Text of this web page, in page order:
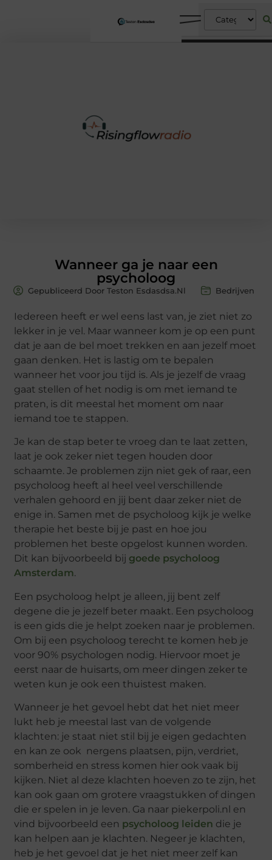
Wanneer ga je naar een
psycholoog
Gepubliceerd Door Teston Esdasdsa.nl Bedrijven
Iedereen heeft er wel eens last van, je ziet niet zo
lekker in je vel. Maar wanneer kom je op een punt
dat je aan de bel moet trekken en aan jezelf moet
gaan denken. Het is lastig om te bepalen
wanneer het voor jou tijd is. Als je jezelf de vraag
gaat stellen of het nodig is om met iemand te
praten, is dit meestal het moment om naar
iemand toe te stappen.
Je kan de stap beter te vroeg dan te laat zetten,
laat je ook zeker niet tegen houden door
schaamte. Je problemen zijn niet gek of raar, een
psycholoog heeft al heel veel verschillende
verhalen gehoord en jij bent daar zeker niet de
enige in. Samen met de psycholoog kijk je welke
therapie het beste bij je past en hoe jou
problemen het beste opgelost kunnen worden.
Dit kan bijvoorbeeld bij goede psycholoog
Amsterdam.
Een psycholoog helpt je alleen, jij bent zelf
degene die je jezelf beter maakt. Een psycholoog
is een gids die je helpt zoeken naar je problemen.
Om bij een psycholoog terecht te komen heb je
voor 90% psychologen nodig. Hiervoor moet je
eerst naar de huisarts, om meer dingen zeker te
weten kun je ook een thuistest maken.
Wanneer je het gevoel hebt dat het niet meer
lukt heb je meestal last van de volgende
klachten: je staat niet stil bij je eigen gedachten
en kan ze ook nergens plaatsen, pijn, verdriet,
somberheid en stress komen hier ook vaak bij
kijken. Niet al deze klachten hoeven zo te zijn, het
kan ook gaan om grotere vraagstukken of dingen
die er spelen in je leven. Ga naar piekerpoli.nl en
vind bijvoorbeeld een psycholoog leiden die je
kan helpen aan je klachten. Negeer je klachten,
heb je het gevoel dat je het niet meer zelf kan